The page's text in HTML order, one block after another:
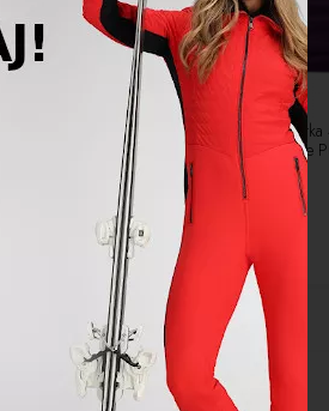
8in1
10,50 €
14,00€
Multifunkčná
Polartec-Paradise
-25%